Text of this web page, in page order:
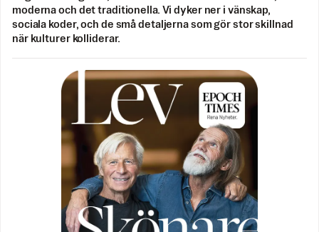
moderna och det traditionella. Vi dyker ner i vänskap,
sociala koder, och de små detaljerna som gör stor skillnad
när kulturer kolliderar.